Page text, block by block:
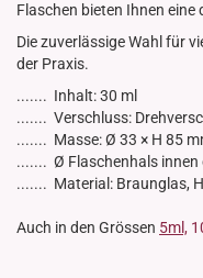
Flaschen bieten Ihnen
Die zuverlässige Wahl für
der Praxis.
....... Inhalt: 30 ml
....... Verschluss:
....... Masse: Ø 33 × H 85
....... Ø Flaschenhals innen
....... Material: Braunglas,
Auch in den Grössen 5ml,